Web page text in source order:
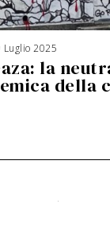
Luglio 2025
g
o
s
t
o
la
della